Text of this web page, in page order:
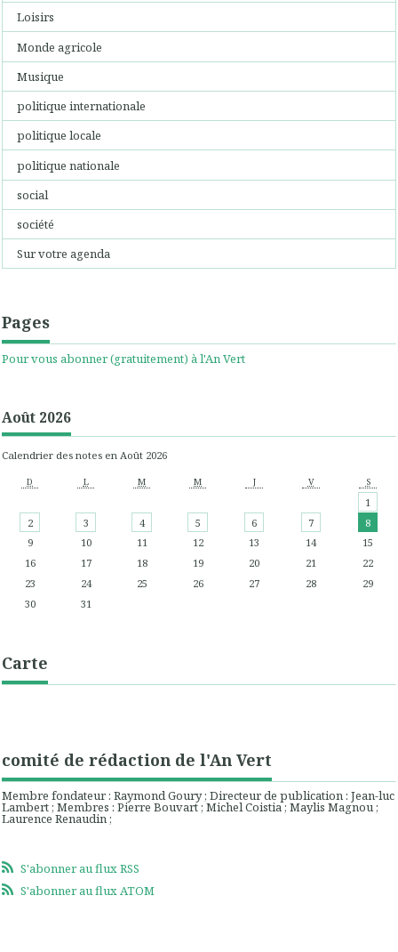
Loisirs
Monde agricole
Musique
politique internationale
politique locale
politique nationale
social
société
Sur votre agenda
Pages
Pour vous abonner (gratuitement) à l'An Vert
Août 2026
Calendrier des notes en Août 2026
D L M M J V S
1
2
3 4 5 6 7
8
9
10 11 12 13 14
15
16
17 18 19 20 21
22
23
24 25 26 27 28
29
30
31
Carte
comité de rédaction de l'An Vert
Membre fondateur : Raymond Goury ; Directeur de publication : Jean-luc
Lambert ; Membres : Pierre Bouvart ; Michel Coistia ; Maylis Magnou ;
Laurence Renaudin ;
S'abonner au flux RSS
S'abonner au flux ATOM